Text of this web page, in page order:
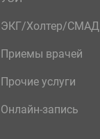
ЭКГ/Холтер/СМАД
Приемы врачей
Прочие услуги
Онлайн-запись